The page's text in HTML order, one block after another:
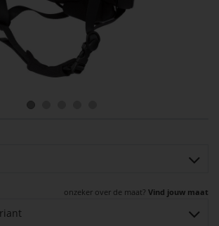
onzeker over de maat? Vind jouw maat